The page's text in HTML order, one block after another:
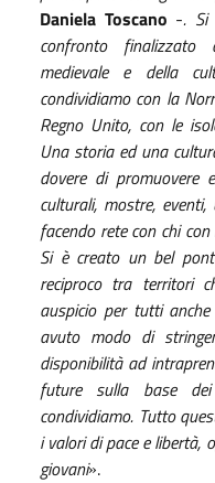
Daniela Toscano -. Si
confronto finalizzato
medievale e della
condividiamo con la
Regno Unito, con le
Una storia ed una
dovere di promuovere
culturali, mostre,
facendo rete con chi
Si è creato un bel
reciproco tra territori
auspicio per tutti
avuto modo di
disponibilità ad
future sulla base
condividiamo. Tutto
i valori di pace e libertà,
giovani».